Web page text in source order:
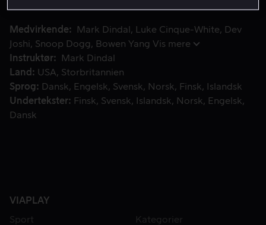
Medvirkende Mark Dindal Luke Cinque-White
Dev
Joshi
Snoop Dogg Bowen Yang Vis mere
Instruktør
Mark Dindal
Land
USA
Storbritannien
Sprog
Dansk Engelsk Svensk Norsk Finsk
Islandsk
Undertekster
Finsk Svensk Islandsk Norsk
Engelsk
Dansk
VIAPLAY
Sport
Kategorier